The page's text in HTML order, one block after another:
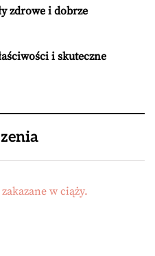
zdrowe i dobrze
i skuteczne
w ciąży.